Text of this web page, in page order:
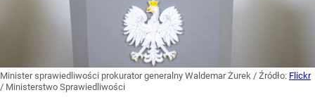
Minister sprawiedliwości prokurator generalny Waldemar Żurek / Źródło: Flickr
/ Ministerstwo Sprawiedliwości